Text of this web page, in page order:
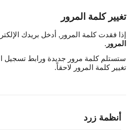
تغيير كلمة المرور
إذا فقدت كلمة المرور, أدخل بريدك
المرور .
ستستلم كلمة مرور جديدة ورابط تسجيل
تغيير كلمة المرور لاحقاً.
أنظمة زرد